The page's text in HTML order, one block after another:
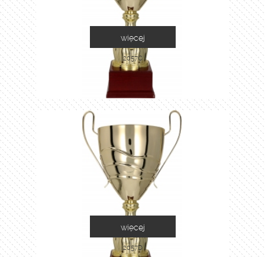
2057C
więcej
2057D
więcej